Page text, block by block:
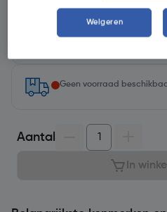
Selecteer winkel - Bekijk
minuten op
Geen voorraad
Aantal
In
Weigeren